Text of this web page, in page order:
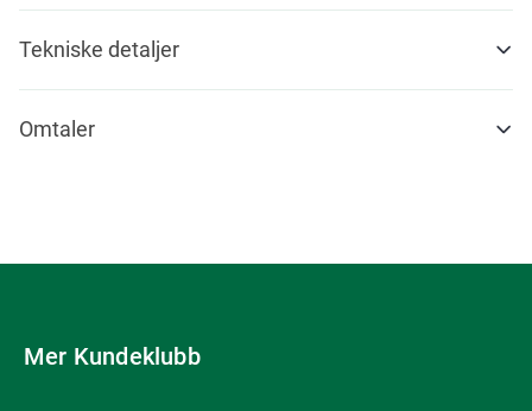
Tekniske detaljer
Omtaler
Mer Kundeklubb